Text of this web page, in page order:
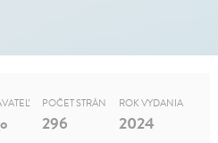
POČET STRÁN
296
ROK VYDANIA
2024